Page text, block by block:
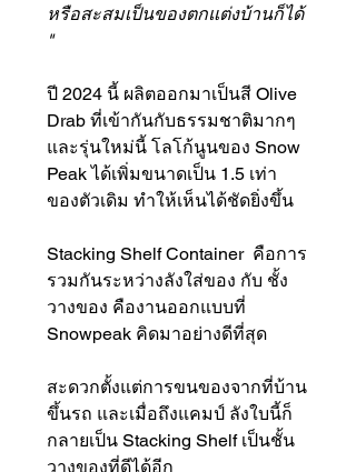
หรือสะสมเป็นของตกแต่งบ้านก็ได้
"
ปี 2024 นี้ ผลิตออกมาเป็นสี Olive
Drab ที่เข้ากันกับธรรมชาติมากๆ
และรุ่นใหม่นี้ โลโก้นูนของ Snow
Peak ได้เพิ่มขนาดเป็น 1.5 เท่า
ของตัวเดิม ทำให้เห็นได้ชัดยิ่งขึ้น
Stacking Shelf Container คือการ
รวมกันระหว่างลังใส่ของ กับ ชั้ง
วางของ คืองานออกแบบที่
Snowpeak คิดมาอย่างดีที่สุด
สะดวกตั้งแต่การขนของจากที่บ้าน
ขึ้นรถ และเมื่อถึงแคมป์ ลังใบนี้ก็
กลายเป็น Stacking Shelf เป็นชั้น
วางของที่ดีได้อีก